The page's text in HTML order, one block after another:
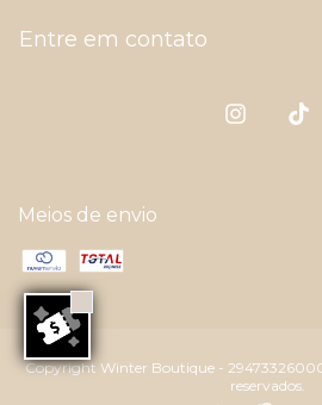
Entre em contato
Meios de envio
Copyright Winter Boutique -
reservados.